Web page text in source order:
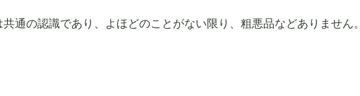
共通の認識であり、よほどのことがない限り、粗悪品などありません。